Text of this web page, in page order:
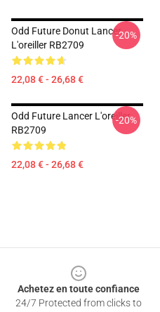
Odd Future Donut Lancer
L'oreiller RB2709
22,08 € - 26,68 €
-20%
Odd Future Lancer L'oreiller
RB2709
22,08 € - 26,68 €
-20%
Achetez en toute confiance
24/7 Protected from clicks to